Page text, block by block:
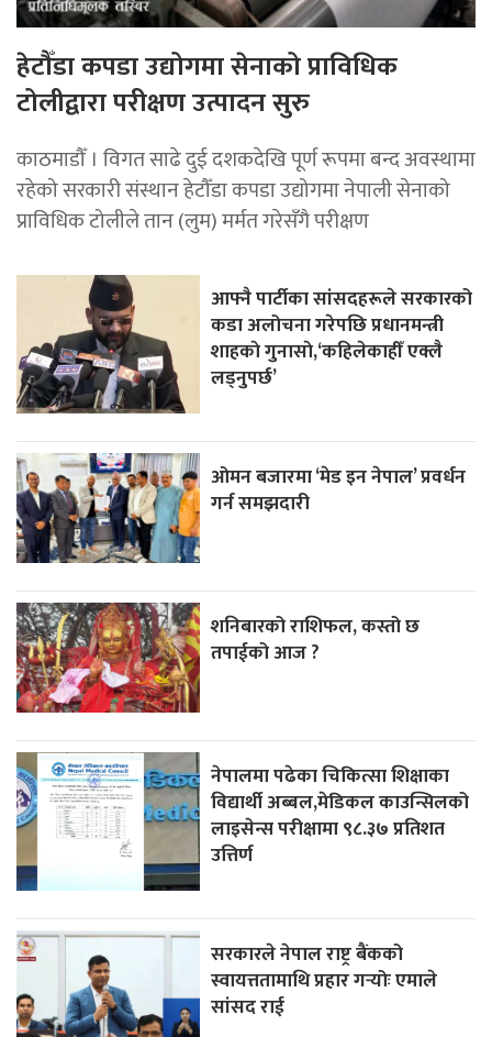
हेटौँडा कपडा उद्योगमा सेनाको प्राविधिक
टोलीद्वारा परीक्षण उत्पादन सुरु
काठमाडौँ । विगत साढे दुई दशकदेखि पूर्ण रूपमा बन्द अवस्थामा
रहेको सरकारी संस्थान हेटौँडा कपडा उद्योगमा नेपाली सेनाको
प्राविधिक टोलीले तान (लुम) मर्मत गरेसँगै परीक्षण
आफ्नै पार्टीका सांसदहरूले सरकारको
कडा अलोचना गरेपछि प्रधानमन्त्री
शाहकाे गुनासाे,‘कहिलेकाहीँ एक्लै
लड्नुपर्छ’
ओमन बजारमा ‘मेड इन नेपाल’ प्रवर्धन
गर्न समझदारी
शनिबारको राशिफल, कस्तो छ
तपाईको आज ?
नेपालमा पढेका चिकित्सा शिक्षाका
विद्यार्थी अब्बल,मेडिकल काउन्सिलको
लाइसेन्स परीक्षामा ९८.३७ प्रतिशत
उत्तिर्ण
सरकारले नेपाल राष्ट्र बैंकको
स्वायत्ततामाथि प्रहार गर्‍योः एमाले
सांसद राई